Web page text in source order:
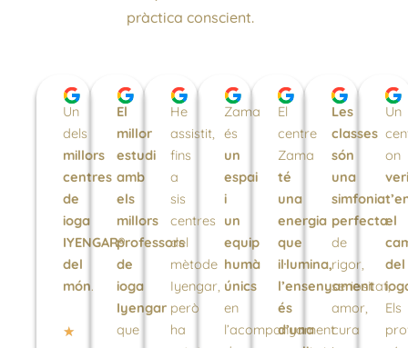
pràctica conscient.
Un
dels
millors
centres
de
ioga
IYENGAR®
del
món.
★
El
millor
estudi
amb
els
millors
professors
de
ioga
Iyengar
que
He
assistit,
fins
a
sis
centres
del
mètode
Iyengar,
però
ha
Zama
és
un
espai
i
un
equip
humà
únics
en
l’acompanyament
El
centre
Zama
té
una
energia
que
il·lumina,
l’ensenyament
és
d’una
Les
classes
són
una
simfonia
perfecta
de
rigor,
seriositat,
amor,
cura
Un
on
el
del
Els